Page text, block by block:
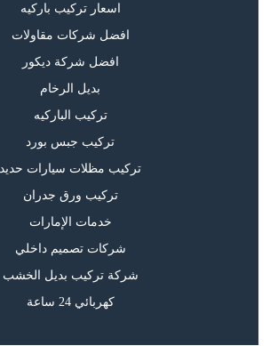
اسعار تركيب باركيه
افضل شركات مقاولات
افضل شركة ديكور
بديل الرخام
تركيب الباركيه
تركيب جبس بورد
تركيب مظلات سيارات حديد
تركيب ورق جدران
خدمات الإمارات
شركات تصميم داخلي
شركة تركيب بديل الخشب
كهربائي 24 ساعة